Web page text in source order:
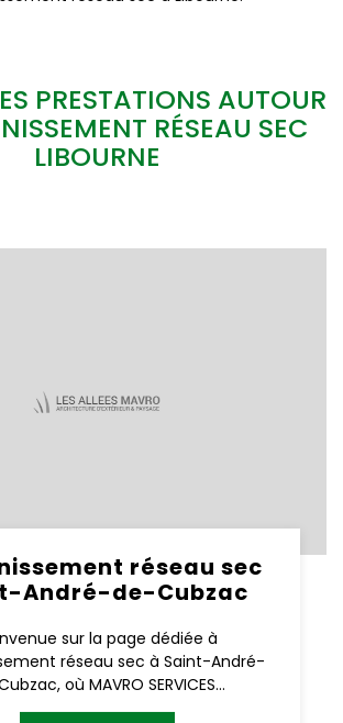
PRESTATIONS AUTOUR
RÉSEAU SEC
LIBOURNE
réseau sec
André-de-Cubzac
sur la page dédiée à
réseau sec à Saint-André-
où MAVRO SERVICES...